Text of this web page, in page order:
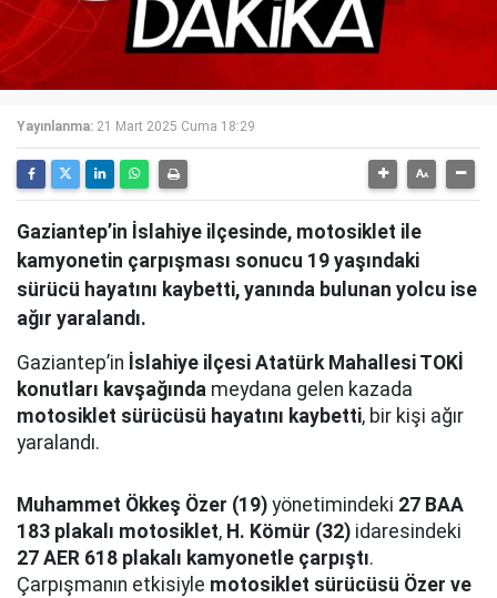
Yayınlanma: 21 Mart 2025 Cuma 18:29
Gaziantep’in İslahiye ilçesinde, motosiklet ile
kamyonetin çarpışması sonucu 19 yaşındaki
sürücü hayatını kaybetti, yanında bulunan yolcu ise
ağır yaralandı.
Gaziantep’in İslahiye ilçesi Atatürk Mahallesi TOKİ
konutları kavşağında meydana gelen kazada
motosiklet sürücüsü hayatını kaybetti, bir kişi ağır
yaralandı.
Muhammet Ökkeş Özer (19) yönetimindeki 27 BAA
183 plakalı motosiklet, H. Kömür (32) idaresindeki
27 AER 618 plakalı kamyonetle çarpıştı.
Çarpışmanın etkisiyle motosiklet sürücüsü Özer ve